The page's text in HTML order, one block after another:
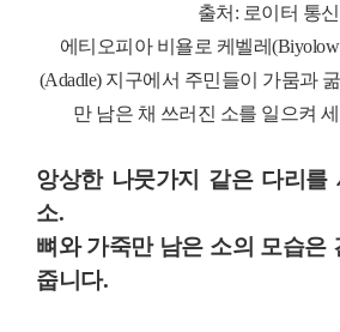
출처: 로이터 통신
에티오피아 비욜로 케벨레
(Adadle) 지구에서 주민들이 가뭄과
만 남은 채 쓰러진 소를 일으켜
앙상한 나뭇가지 같은 다리를
소.
뼈와 가죽만 남은 소의 모습은
줍니다.